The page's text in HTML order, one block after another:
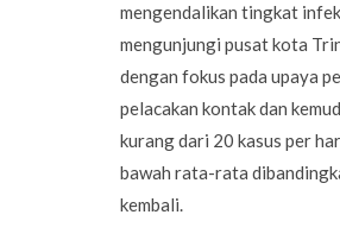
mengendalikan tingkat
mengunjungi pusat kota
dengan fokus pada upaya
pelacakan kontak dan
kurang dari 20 kasus per
bawah rata-rata
kembali.